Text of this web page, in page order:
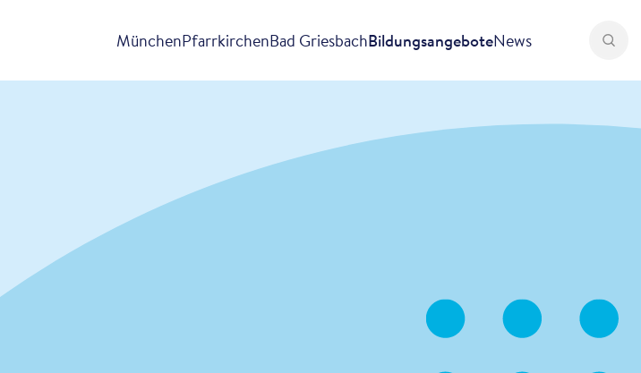
MünchenPfarrkirchenBad GriesbachBildungsangeboteNews